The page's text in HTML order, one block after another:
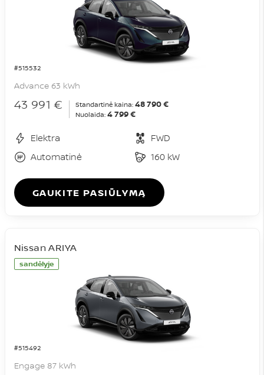
#515532
Advance 63 kWh
43 991 € Standartinė kaina: 48 790 €
Nuolaida: 4 799 €
Elektra
FWD
Automatinė
160 kW
GAUKITE PASIŪLYMĄ
sandėlyje
#515492
Nissan ARIYA
Engage 87 kWh